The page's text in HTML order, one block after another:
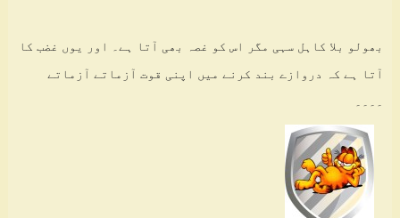
بھولو بلا کاہل سہی مگر اس کو غصہ بھی آتا ہے۔ اور یوں غضب کا
آتا ہے کہ دروازے بند کرنے میں اپنی قوت آزماتے آزماتے
۔۔۔۔